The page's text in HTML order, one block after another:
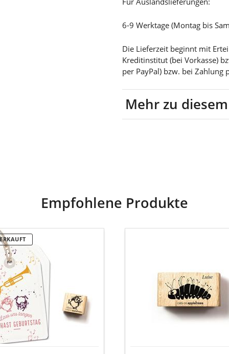
6-9 Werktage (Montag bis
Die Lieferzeit beginnt mit
Kreditinstitut (bei Vorkasse)
per PayPal) bzw. bei Zahlung
Mehr zu
Empfohlene Produkte